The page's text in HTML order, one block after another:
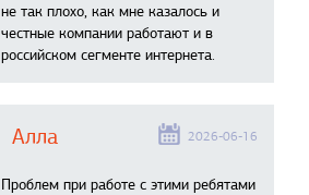
не так плохо, как мне казалось и
честные компании работают и в
российском сегменте интернета.
Алла 2026-06-16
Проблем при работе с этими ребятами